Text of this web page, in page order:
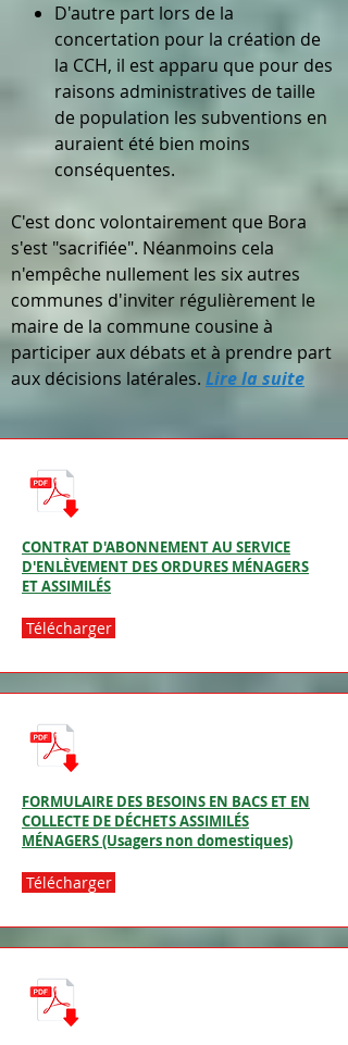
D'autre part lors de la
concertation pour la création de
la CCH, il est apparu que pour des
raisons administratives de taille
de population les subventions en
auraient été bien moins
conséquentes.
C'est donc volontairement que Bora
s'est "sacrifiée". Néanmoins cela
n'empêche nullement les six autres
communes d'inviter régulièrement le
maire de la commune cousine à
participer aux débats et à prendre part
aux décisions latérales. Lire la suite
CONTRAT D'ABONNEMENT AU SERVICE
D'ENLÈVEMENT DES ORDURES MÉNAGERS
ET ASSIMILÉS
Télécharger
FORMULAIRE DES BESOINS EN BACS ET EN
COLLECTE DE DÉCHETS ASSIMILÉS
MÉNAGERS (Usagers non domestiques)
Télécharger